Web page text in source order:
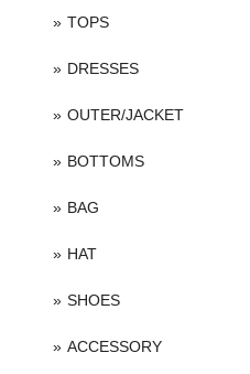
TOPS
DRESSES
OUTER/JACKET
BOTTOMS
BAG
HAT
SHOES
ACCESSORY